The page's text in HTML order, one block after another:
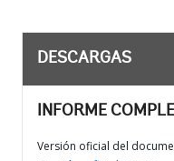
DESCARGAS
INFORME
Versión oficial del